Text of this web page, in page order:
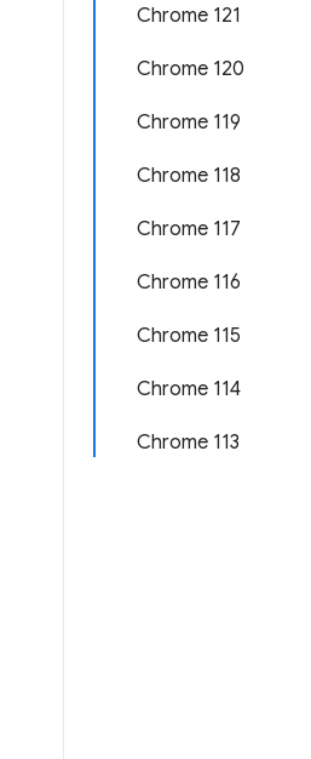
Chrome 121
Chrome 120
Chrome 119
Chrome 118
Chrome 117
Chrome 116
Chrome 115
Chrome 114
Chrome 113